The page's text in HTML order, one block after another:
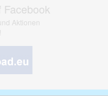
Facebook
Aktionen